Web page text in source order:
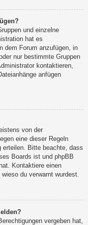
und einzelne
hat es
dem Forum anzufügen, in
nur bestimmte Gruppen
kontaktieren,
anfügen
von der
eine dieser Regeln
erteilen. Bitte beachte, dass
Boards ist und phpBB
Kontaktiere einen
du verwarnt wurdest.
vergeben hat,